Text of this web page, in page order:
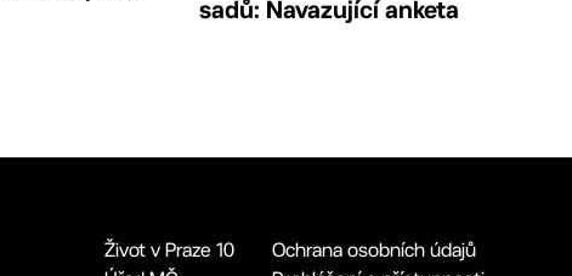
sadů: Navazující anketa
Život v Praze 10
Ochrana osobních údajů